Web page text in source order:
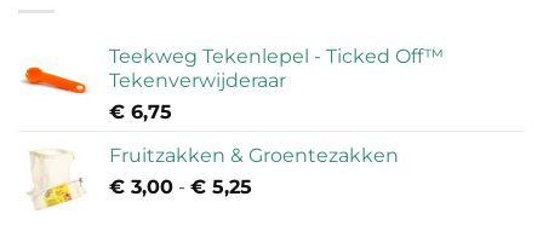
besteden
wasstrips
Teekweg Tekenlepel - Ticked Off™
Tekenverwijderaar
€ 6,75
Fruitzakken & Groentezakken
€ 3,00 - € 5,25